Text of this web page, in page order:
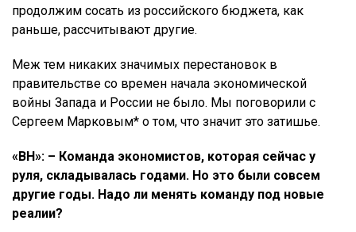
продолжим сосать из российского бюджета, как
раньше, рассчитывают другие.
Меж тем никаких значимых перестановок в
правительстве со времен начала экономической
войны Запада и России не было. Мы поговорили с
Сергеем Марковым* о том, что значит это затишье.
«ВН»: – Команда экономистов, которая сейчас у
руля, складывалась годами. Но это были совсем
другие годы. Надо ли менять команду под новые
реалии?